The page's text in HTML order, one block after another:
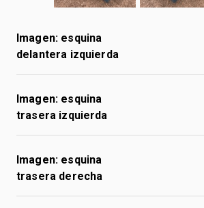
Imagen: esquina
delantera izquierda
Imagen: esquina
trasera izquierda
Imagen: esquina
trasera derecha